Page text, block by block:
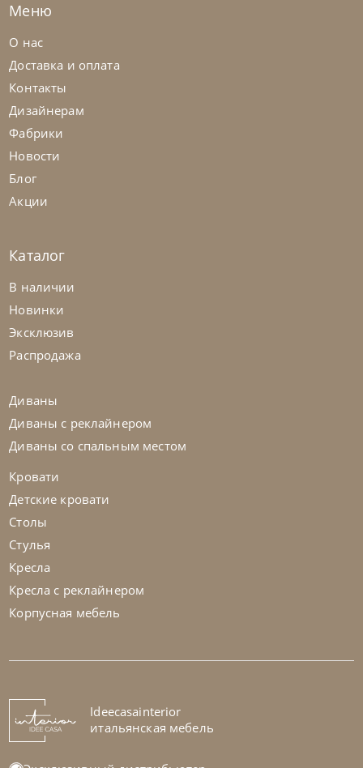
Меню
О нас
Доставка и оплата
Контакты
Дизайнерам
Фабрики
Новости
Блог
Акции
Каталог
В наличии
Новинки
Эксклюзив
Распродажа
Диваны
Диваны с реклайнером
Диваны со спальным местом
Кровати
Детские кровати
Столы
Стулья
Кресла
Кресла с реклайнером
Корпусная мебель
Ideecasainterior
итальянская мебель